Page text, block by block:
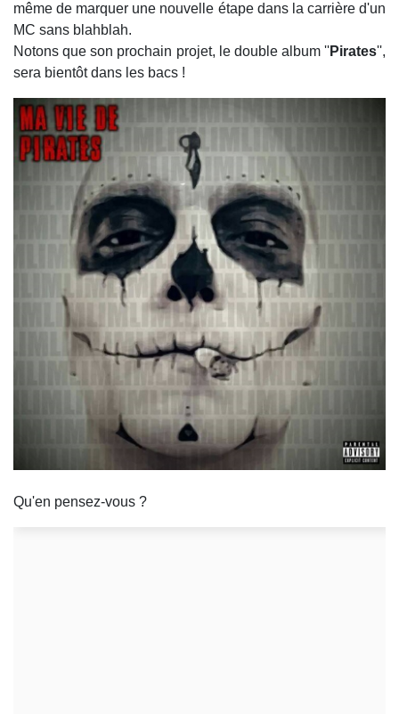
même de marquer une nouvelle étape dans la carrière d'un
MC sans blahblah.
Notons que son prochain projet, le double album ''Pirates'',
sera bientôt dans les bacs !
Qu'en pensez-vous ?